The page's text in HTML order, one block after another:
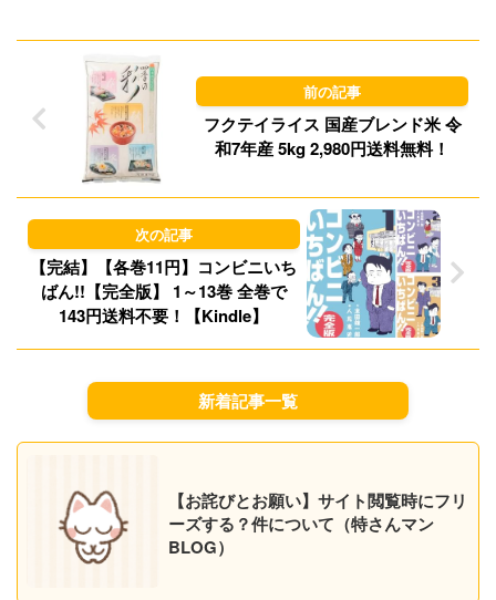
n
フクテイライス 国産ブレンド米 令
和7年産 5kg 2,980円送料無料！
【完結】【各巻11円】コンビニいち
ばん!!【完全版】 1～13巻 全巻で
143円送料不要！【Kindle】
新着記事一覧
【お詫びとお願い】サイト閲覧時にフリ
ーズする？件について（特さんマン
BLOG）